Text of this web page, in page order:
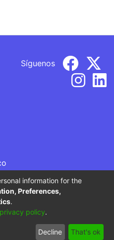
Síguenos
Institución de Educación
a inspección y vigilancia
Educación Nacional.
End User
Send
information for the
Preferences,
.
privacy policy.
Decline That's ok